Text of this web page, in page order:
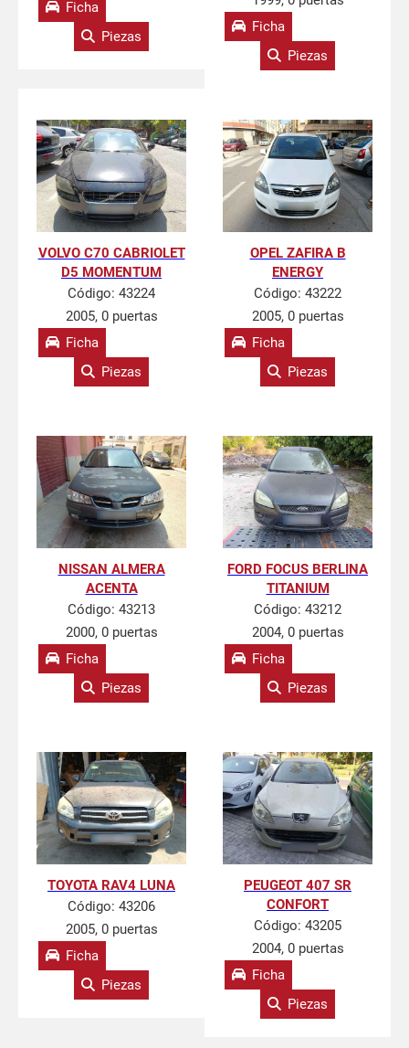
Ficha
Piezas
Ficha
Piezas
VOLVO C70 CABRIOLET
D5 MOMENTUM
Código: 43224
2005, 0 puertas
Ficha
Piezas
OPEL ZAFIRA B
ENERGY
Código: 43222
2005, 0 puertas
Ficha
Piezas
NISSAN ALMERA
ACENTA
Código: 43213
2000, 0 puertas
Ficha
Piezas
FORD FOCUS BERLINA
TITANIUM
Código: 43212
2004, 0 puertas
Ficha
Piezas
TOYOTA RAV4 LUNA
Código: 43206
2005, 0 puertas
Ficha
Piezas
PEUGEOT 407 SR
CONFORT
Código: 43205
2004, 0 puertas
Ficha
Piezas